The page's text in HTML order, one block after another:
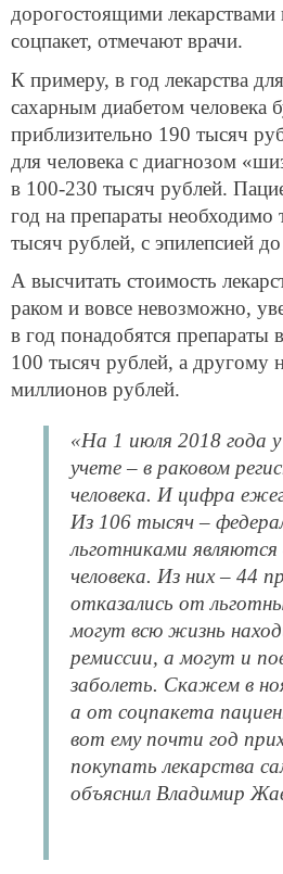
дорогостоящими
соцпакет, отмечают врачи.
К примеру, в год лекарства
сахарным диабетом человека
приблизительно 190 тысяч
для человека с диагнозом
в 100-230 тысяч рублей.
год на препараты необходимо
тысяч рублей, с эпилепсией
А высчитать стоимость
раком и вовсе невозможно,
в год понадобятся препараты
100 тысяч рублей, а другому
миллионов рублей.
«На 1 июля 2018 года
учете – в раковом
человека. И цифра
Из 106 тысяч –
льготниками
человека. Из них – 44
отказались от
могут всю жизнь
ремиссии, а могут и
заболеть. Скажем в
а от соцпакета
вот ему почти год
покупать лекарства
объяснил Владимир